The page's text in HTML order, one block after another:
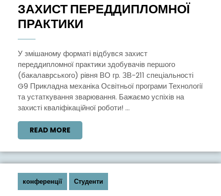
ЗАХИСТ ПЕРЕДДИПЛОМНОЇ
ПРАКТИКИ
ПРАКТИКИ
У змішаному форматі відбувся захист
переддипломної практики здобувачів першого
(бакалаврського) рівня ВО гр. ЗВ-211 спеціальності
G9 Прикладна механіка Освітньої програми Технології
та устаткування зварювання. Бажаємо успіхів на
захисті кваліфікаційної роботи! ...
READ MORE
MORE
конференції Студенти